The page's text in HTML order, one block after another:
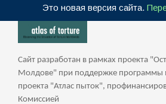
Это новая версия сайта.
Сайт разработан в рамках проекта
Молдове" при поддержке программы
проекта "Атлас пыток",
Комиссией